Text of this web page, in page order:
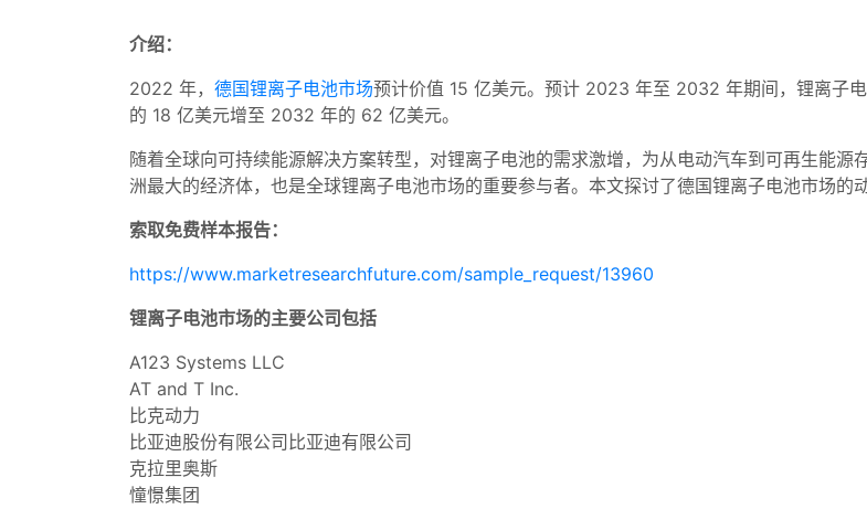
介绍：
2022 年， 德国锂离子电池市场预计价值 15 亿美元。预计 2023 年至 2032 年期间，锂离子
的 18 亿美元增至 2032 年的 62 亿美元。
随着全球向可持续能源解决方案转型，对锂离子电池的需求激增，为从电动汽车到可再生能
洲最大的经济体，也是全球锂离子电池市场的重要参与者。本文探讨了德国锂离子电池市场的
索取免费样本报告：
https://www.marketresearchfuture.com/sample_request/13960
锂离子电池市场的主要公司包括
A123 Systems LLC
AT and T Inc.
比克动力
比亚迪股份有限公司比亚迪有限公司
克拉里奥斯
憧憬集团